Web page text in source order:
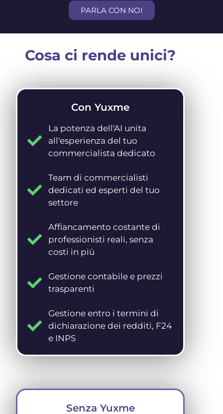
PARLA CON NOI
Cosa ci rende unici?
Con Yuxme
La potenza dell'AI unita
all'esperienza del tuo
commercialista dedicato
Team di commercialisti
dedicati ed esperti del tuo
settore
Affiancamento costante di
professionisti reali, senza
costi in più
Gestione contabile e prezzi
trasparenti
Gestione entro i termini di
dichiarazione dei redditi, F24
e INPS
Senza Yuxme